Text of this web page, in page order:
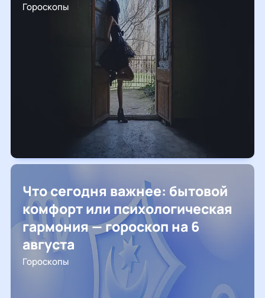
Гороскопы
Что сегодня важнее: бытовой
комфорт или психологическая
гармония — гороскоп на 6
августа
Гороскопы